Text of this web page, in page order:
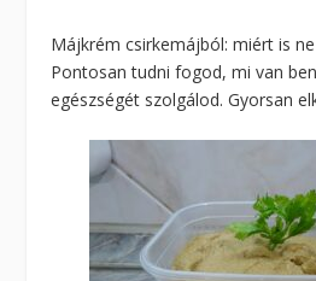
Májkrém csirkemájból: miért is
Pontosan tudni fogod, mi van
egészségét szolgálod. Gyorsan